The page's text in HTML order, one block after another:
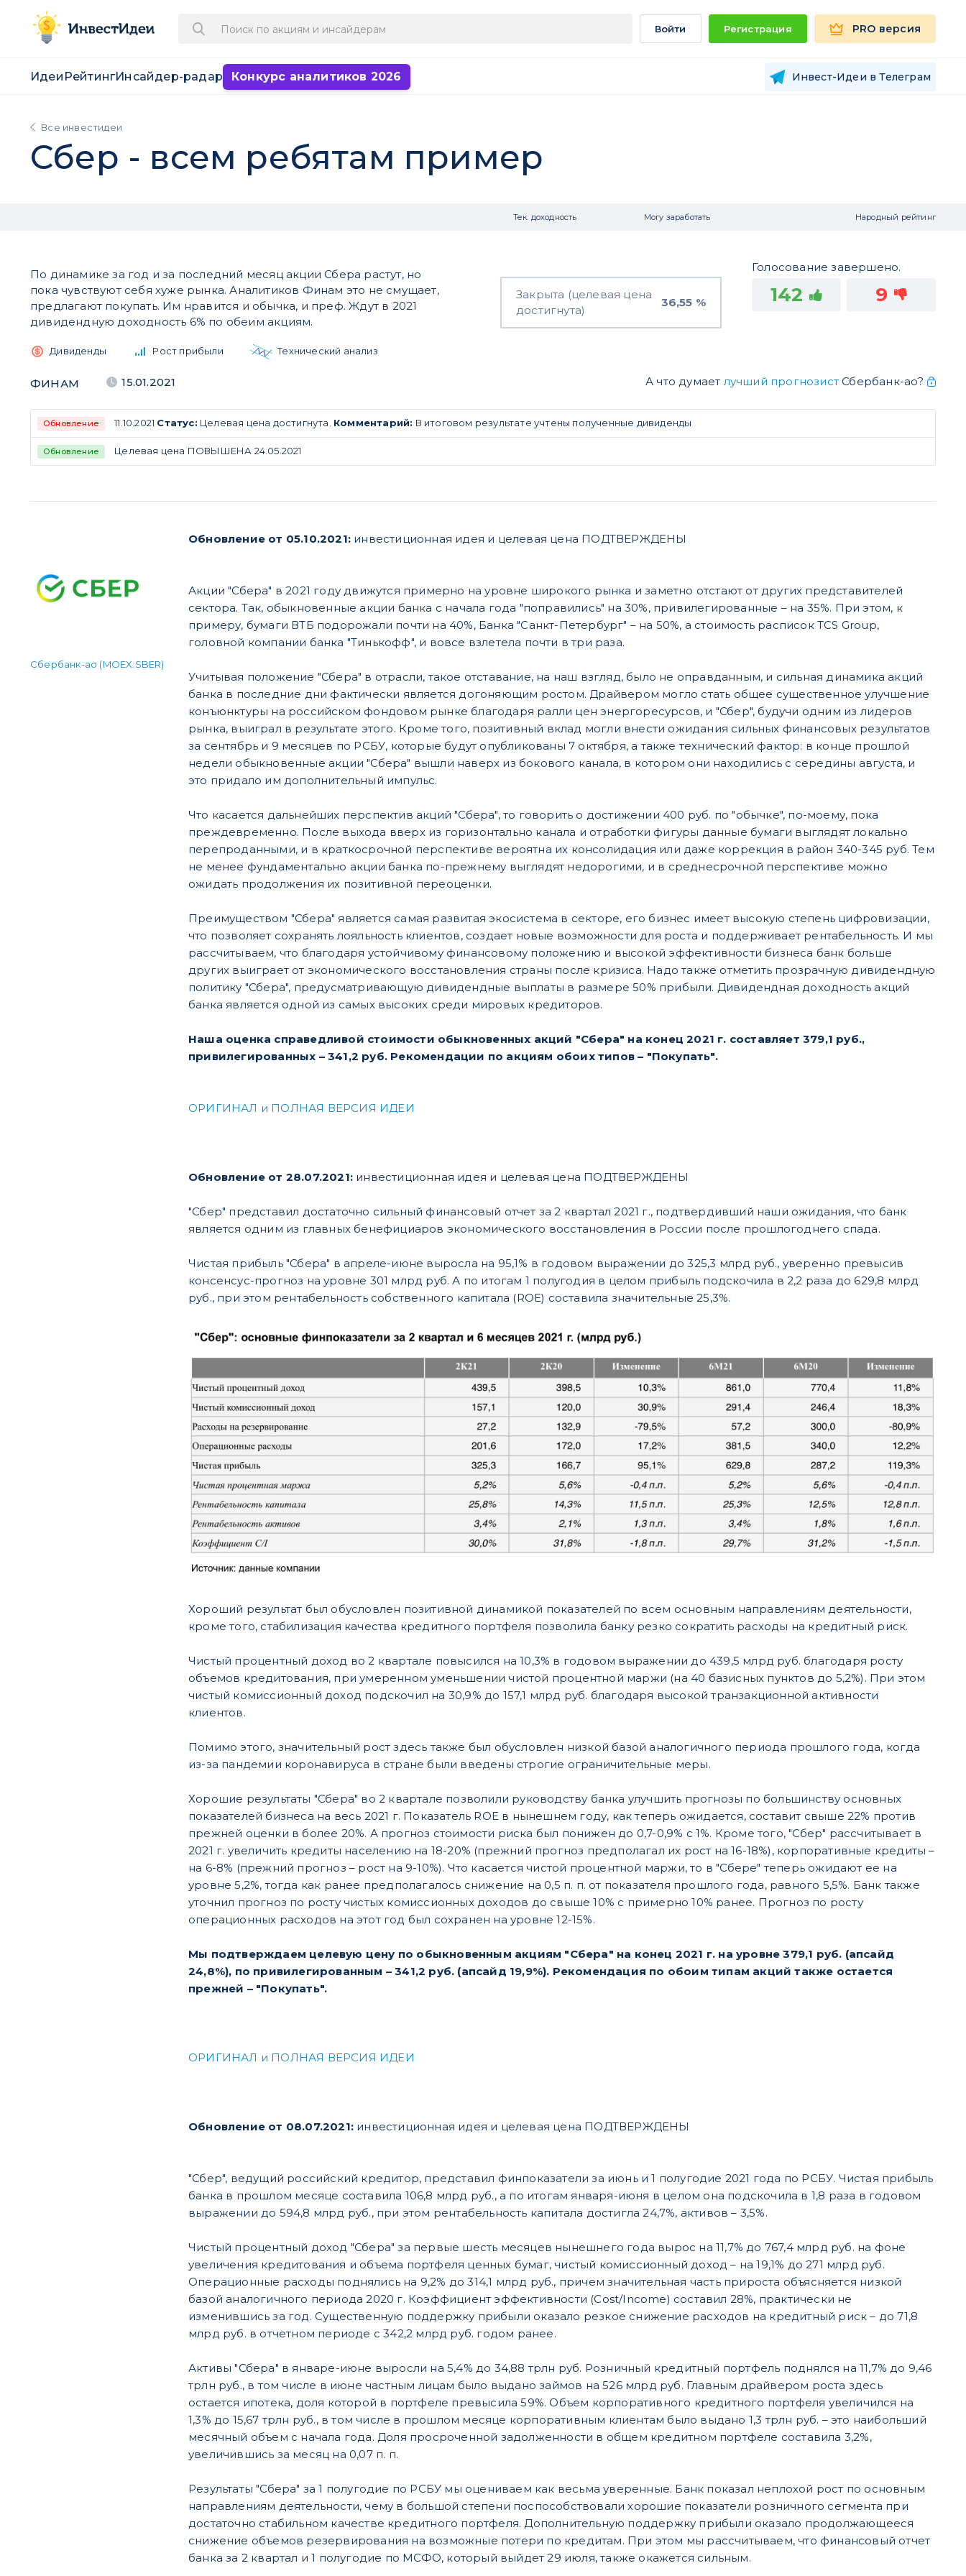
Войти Регистрация PRO версия
Идеи РейтингИнсайдер-радар Конкурс аналитиков 2026 Инвест-Идеи в Телеграм
Все инвестидеи
Сбер - всем ребятам пример
Тек. доходность Могу заработать Народный рейтинг
По динамике за год и за последний месяц акции Сбера растут, но
пока чувствуют себя хуже рынка. Аналитиков Финам это не смущает,
предлагают покупать. Им нравится и обычка, и преф. Ждут в 2021
дивидендную доходность 6% по обеим акциям.
Закрыта (целевая цена
достигнута)
36,55 %
Голосование завершено.
142 9
Дивиденды Рост прибыли Технический анализ
ФИНАМ 15.01.2021 А что думает лучший прогнозистСбербанк-ао?
Обновление 11.10.2021 Статус: Целевая цена достигнута. Комментарий: В итоговом результате учтены полученные дивиденды
Обновление Целевая цена ПОВЫШЕНА 24.05.2021
Сбербанк-ао (MOEX:SBER)
Обновление от 05.10.2021: инвестиционная идея и целевая цена ПОДТВЕРЖДЕНЫ
Акции "Сбера" в 2021 году движутся примерно на уровне широкого рынка и заметно отстают от других представителей
сектора. Так, обыкновенные акции банка с начала года "поправились" на 30%, привилегированные – на 35%. При этом, к
примеру, бумаги ВТБ подорожали почти на 40%, Банка "Санкт-Петербург" – на 50%, а стоимость расписок TCS Group,
головной компании банка "Тинькофф", и вовсе взлетела почти в три раза.
Учитывая положение "Сбера" в отрасли, такое отставание, на наш взгляд, было не оправданным, и сильная динамика акций
банка в последние дни фактически является догоняющим ростом. Драйвером могло стать общее существенное улучшение
конъюнктуры на российском фондовом рынке благодаря ралли цен энергоресурсов, и "Сбер", будучи одним из лидеров
рынка, выиграл в результате этого. Кроме того, позитивный вклад могли внести ожидания сильных финансовых результатов
за сентябрь и 9 месяцев по РСБУ, которые будут опубликованы 7 октября, а также технический фактор: в конце прошлой
недели обыкновенные акции "Сбера" вышли наверх из бокового канала, в котором они находились с середины августа, и
это придало им дополнительный импульс.
Что касается дальнейших перспектив акций "Сбера", то говорить о достижении 400 руб. по "обычке", по-моему, пока
преждевременно. После выхода вверх из горизонтально канала и отработки фигуры данные бумаги выглядят локально
перепроданными, и в краткосрочной перспективе вероятна их консолидация или даже коррекция в район 340-345 руб. Тем
не менее фундаментально акции банка по-прежнему выглядят недорогими, и в среднесрочной перспективе можно
ожидать продолжения их позитивной переоценки.
Преимуществом "Сбера" является самая развитая экосистема в секторе, его бизнес имеет высокую степень цифровизации,
что позволяет сохранять лояльность клиентов, создает новые возможности для роста и поддерживает рентабельность. И мы
рассчитываем, что благодаря устойчивому финансовому положению и высокой эффективности бизнеса банк больше
других выиграет от экономического восстановления страны после кризиса. Надо также отметить прозрачную дивидендную
политику "Сбера", предусматривающую дивидендные выплаты в размере 50% прибыли. Дивидендная доходность акций
банка является одной из самых высоких среди мировых кредиторов.
Наша оценка справедливой стоимости обыкновенных акций "Сбера" на конец 2021 г. составляет 379,1 руб.,
привилегированных – 341,2 руб. Рекомендации по акциям обоих типов – "Покупать".
ОРИГИНАЛ и ПОЛНАЯ ВЕРСИЯ ИДЕИ
Обновление от 28.07.2021: инвестиционная идея и целевая цена ПОДТВЕРЖДЕНЫ
"Сбер" представил достаточно сильный финансовый отчет за 2 квартал 2021 г., подтвердивший наши ожидания, что банк
является одним из главных бенефициаров экономического восстановления в России после прошлогоднего спада.
Чистая прибыль "Сбера" в апреле-июне выросла на 95,1% в годовом выражении до 325,3 млрд руб., уверенно превысив
консенсус-прогноз на уровне 301 млрд руб. А по итогам 1 полугодия в целом прибыль подскочила в 2,2 раза до 629,8 млрд
руб., при этом рентабельность собственного капитала (ROE) составила значительные 25,3%.
Хороший результат был обусловлен позитивной динамикой показателей по всем основным направлениям деятельности,
кроме того, стабилизация качества кредитного портфеля позволила банку резко сократить расходы на кредитный риск.
Чистый процентный доход во 2 квартале повысился на 10,3% в годовом выражении до 439,5 млрд руб. благодаря росту
объемов кредитования, при умеренном уменьшении чистой процентной маржи (на 40 базисных пунктов до 5,2%). При этом
чистый комиссионный доход подскочил на 30,9% до 157,1 млрд руб. благодаря высокой транзакционной активности
клиентов.
Помимо этого, значительный рост здесь также был обусловлен низкой базой аналогичного периода прошлого года, когда
из-за пандемии коронавируса в стране были введены строгие ограничительные меры.
Хорошие результаты "Сбера" во 2 квартале позволили руководству банка улучшить прогнозы по большинству основных
показателей бизнеса на весь 2021 г. Показатель ROE в нынешнем году, как теперь ожидается, составит свыше 22% против
прежней оценки в более 20%. А прогноз стоимости риска был понижен до 0,7-0,9% с 1%. Кроме того, "Сбер" рассчитывает в
2021 г. увеличить кредиты населению на 18-20% (прежний прогноз предполагал их рост на 16-18%), корпоративные кредиты –
на 6-8% (прежний прогноз – рост на 9-10%). Что касается чистой процентной маржи, то в "Сбере" теперь ожидают ее на
уровне 5,2%, тогда как ранее предполагалось снижение на 0,5 п. п. от показателя прошлого года, равного 5,5%. Банк также
уточнил прогноз по росту чистых комиссионных доходов до свыше 10% с примерно 10% ранее. Прогноз по росту
операционных расходов на этот год был сохранен на уровне 12-15%.
Мы подтверждаем целевую цену по обыкновенным акциям "Сбера" на конец 2021 г. на уровне 379,1 руб. (апсайд
24,8%), по привилегированным – 341,2 руб. (апсайд 19,9%). Рекомендация по обоим типам акций также остается
прежней – "Покупать".
ОРИГИНАЛ и ПОЛНАЯ ВЕРСИЯ ИДЕИ
Обновление от 08.07.2021: инвестиционная идея и целевая цена ПОДТВЕРЖДЕНЫ
"Сбер", ведущий российский кредитор, представил финпоказатели за июнь и 1 полугодие 2021 года по РСБУ. Чистая прибыль
банка в прошлом месяце составила 106,8 млрд руб., а по итогам января-июня в целом она подскочила в 1,8 раза в годовом
выражении до 594,8 млрд руб., при этом рентабельность капитала достигла 24,7%, активов – 3,5%.
Чистый процентный доход "Сбера" за первые шесть месяцев нынешнего года вырос на 11,7% до 767,4 млрд руб. на фоне
увеличения кредитования и объема портфеля ценных бумаг, чистый комиссионный доход – на 19,1% до 271 млрд руб.
Операционные расходы поднялись на 9,2% до 314,1 млрд руб., причем значительная часть прироста объясняется низкой
базой аналогичного периода 2020 г. Коэффициент эффективности (Cost/Income) составил 28%, практически не
изменившись за год. Существенную поддержку прибыли оказало резкое снижение расходов на кредитный риск – до 71,8
млрд руб. в отчетном периоде с 342,2 млрд руб. годом ранее.
Активы "Сбера" в январе-июне выросли на 5,4% до 34,88 трлн руб. Розничный кредитный портфель поднялся на 11,7% до 9,46
трлн руб., в том числе в июне частным лицам было выдано займов на 526 млрд руб. Главным драйвером роста здесь
остается ипотека, доля которой в портфеле превысила 59%. Объем корпоративного кредитного портфеля увеличился на
1,3% до 15,67 трлн руб., в том числе в прошлом месяце корпоративным клиентам было выдано 1,3 трлн руб. – это наибольший
месячный объем с начала года. Доля просроченной задолженности в общем кредитном портфеле составила 3,2%,
увеличившись за месяц на 0,07 п. п.
Результаты "Сбера" за 1 полугодие по РСБУ мы оцениваем как весьма уверенные. Банк показал неплохой рост по основным
направлениям деятельности, чему в большой степени поспособствовали хорошие показатели розничного сегмента при
достаточно стабильном качестве кредитного портфеля. Дополнительную поддержку прибыли оказало продолжающееся
снижение объемов резервирования на возможные потери по кредитам. При этом мы рассчитываем, что финансовый отчет
банка за 2 квартал и 1 полугодие по МСФО, который выйдет 29 июля, также окажется сильным.